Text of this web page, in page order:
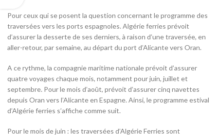
Pour ceux qui se posent la question concernant le programme des
traversées vers les ports espagnoles. Algérie ferries prévoit
d’assurer la desserte de ses derniers, à raison d’une traversée, en
aller-retour, par semaine, au départ du port d’Alicante vers Oran.
A ce rythme, la compagnie maritime nationale prévoit d’assurer
quatre voyages chaque mois, notamment pour juin, juillet et
septembre. Pour le mois d’août, prévoit d’assurer cinq navettes
depuis Oran vers l’Alicante en Espagne. Ainsi, le programme estival
d’Algérie ferries s’affiche comme suit.
Pour le mois de juin : les traversées d’Algérie Ferries sont